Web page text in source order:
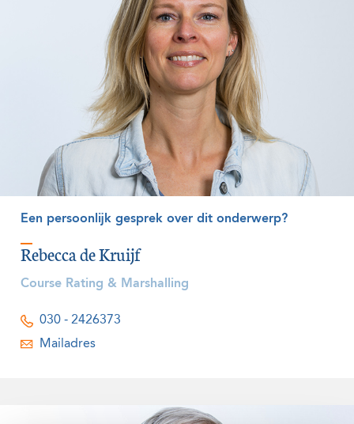
Een persoonlijk gesprek over dit onderwerp?
Rebecca de Kruijf
Course Rating & Marshalling
030 - 2426373
Mailadres